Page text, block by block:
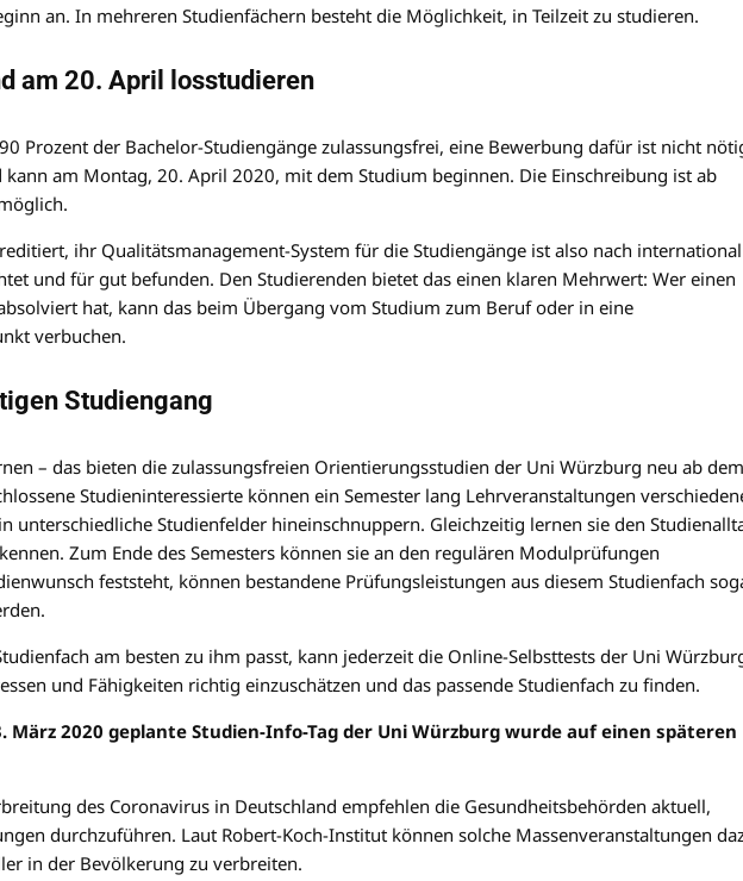
an. In mehreren Studienfächern besteht die Möglichkeit, in Teilzeit zu studieren.
am 20. April losstudieren
Prozent der Bachelor-Studiengänge zulassungsfrei, eine Bewerbung dafür ist nicht
am Montag, 20. April 2020, mit dem Studium beginnen. Die Einschreibung ist ab
ihr Qualitätsmanagement-System für die Studiengänge ist also nach international
und für gut befunden. Den Studierenden bietet das einen klaren Mehrwert: Wer einen
hat, kann das beim Übergang vom Studium zum Beruf oder in eine
verbuchen.
Studiengang
– das bieten die zulassungsfreien Orientierungsstudien der Uni Würzburg neu ab dem
Studieninteressierte können ein Semester lang Lehrveranstaltungen
unterschiedliche Studienfelder hineinschnuppern. Gleichzeitig lernen sie den
Zum Ende des Semesters können sie an den regulären Modulprüfungen
feststeht, können bestandene Prüfungsleistungen aus diesem Studienfach
am besten zu ihm passt, kann jederzeit die Online-Selbsttests der Uni
und Fähigkeiten richtig einzuschätzen und das passende Studienfach zu finden.
März 2020 geplante Studien-Info-Tag der Uni Würzburg wurde auf einen späteren
des Coronavirus in Deutschland empfehlen die Gesundheitsbehörden aktuell,
durchzuführen. Laut Robert-Koch-Institut können solche Massenveranstaltungen
in der Bevölkerung zu verbreiten.